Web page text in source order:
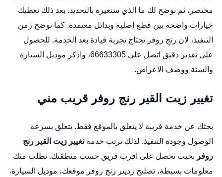
مختصر، ثم نوضح لك ما الذي سنغيره بالتحديد. بعد ذلك نعطيك
خيارات واضحة بين قطع اصلية وبدائل معتمدة. كما نوضح زمن
التنفيذ، لان رنج روفر تحتاج تجربة قيادة بعد الخدمة. للحصول
على تقدير دقيق اتصل على 66633305، واذكر موديل السيارة
والسنة ووصف الاعراض.
تغيير زيت القير رنج روفر قريب مني
بحثك عن خدمة قريبة لا يتعلق بالموقع فقط. يتعلق بسرعة
الوصول وجودة التنفيذ. لذلك نرتب خدمةتغيير زيت القير رنج
روفر بحيث تحصل على اقرب فريق حسب منطقتك. نطلب منك
معلومات بسيطة، تصليح رديتر رنج روفر موقعك، موديل السيارة،